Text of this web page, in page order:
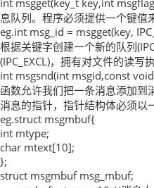
int msgget(key_t key,int
息队列。程序必须提供一个键值
eg.int msg_id = msgget(key,
根据关键字创建一个新的队列
(IPC_EXCL)，拥有对文件的读写
int msgsnd(int msgid,const
函数允许我们把一条消息添加
消息的指针，指针结构体必须以
eg.struct msgmbuf{
int mtype;
char mtext[10];
};
struct msgmbuf msg_mbuf;